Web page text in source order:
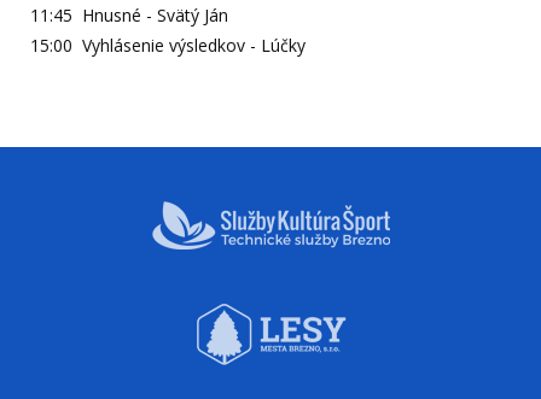
11:45 Hnusné - Svätý Ján
15:00 Vyhlásenie výsledkov - Lúčky